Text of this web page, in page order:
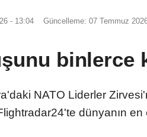
- 13:04 Güncelleme: 07 Temmuz
binlerce
NATO Liderler
dünyanın